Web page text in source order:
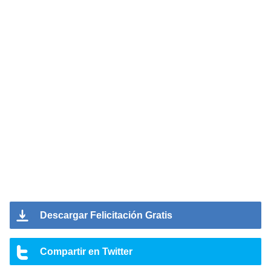
Descargar Felicitación Gratis
Compartir en Twitter